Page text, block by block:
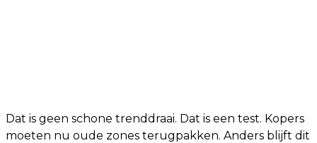
Dat is geen schone trenddraai. Dat is een test. Kopers
moeten nu oude zones terugpakken. Anders blijft dit